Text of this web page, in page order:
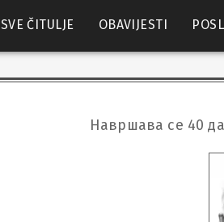
SVE ČITULJE OBAVIJESTI
Навршава се 40